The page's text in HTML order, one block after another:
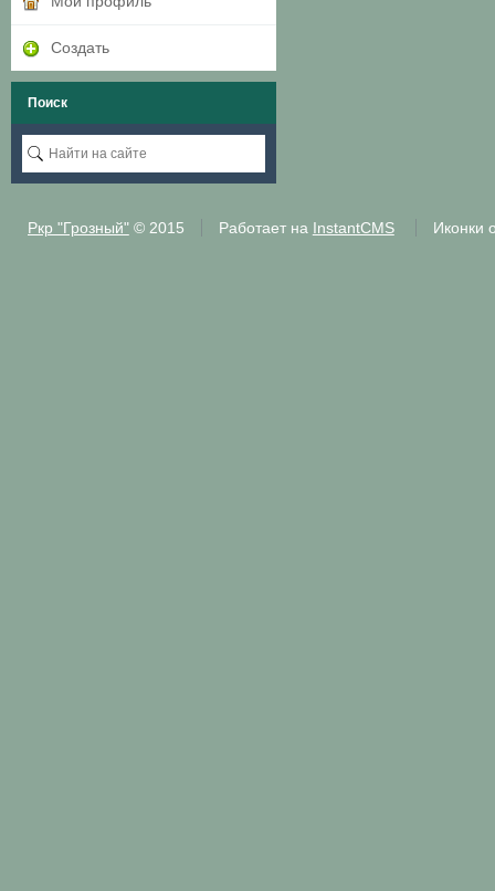
Создать
Поиск
Ркр "Грозный"© 2015 Работает на InstantCMS Иконки